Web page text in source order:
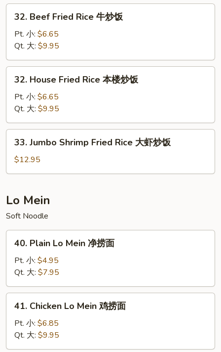
炒
Beef
Fried
Rice
牛
炒
32. Beef Fried Rice 牛炒饭
Pt. 小: $6.65
Qt. 大: $9.95
House
Fried
Rice
本
楼
32. House Fried Rice 本楼炒饭
Pt. 小: $6.65
Qt. 大: $9.95
Jumbo
Shrimp
Fried
大
虾
炒
饭
33. Jumbo Shrimp Fried Rice 大虾炒饭
$12.95
Lo Mein
Soft Noodle
Plain
Mein
净
捞
40. Plain Lo Mein 净捞面
Pt. 小: $4.95
Qt. 大: $7.95
Chicken
Mein
鸡
41. Chicken Lo Mein 鸡捞面
Pt. 小: $6.85
Qt. 大: $9.95